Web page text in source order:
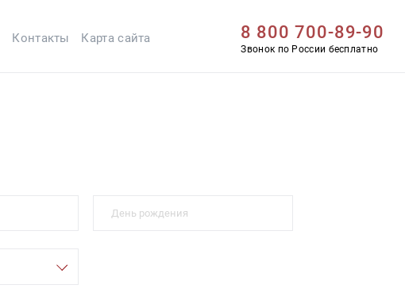
Контакты Карта сайта 8 800 700-89-90
Звонок по России бесплатно